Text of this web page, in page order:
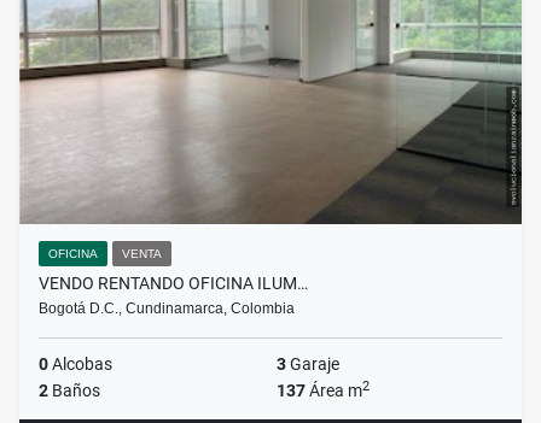
OFICINA VENTA
VENDO RENTANDO OFICINA ILUM…
Bogotá D.C., Cundinamarca, Colombia
0Alcobas 3Garaje
2 Baños 137Área m2